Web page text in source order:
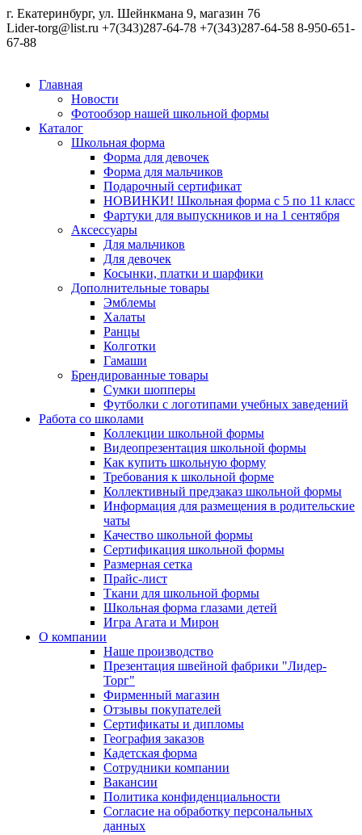
г. Екатеринбург, ул. Шейнкмана 9, магазин 76
Lider-torg@list.ru +7(343)287-64-78 +7(343)287-64-58 8-950-651-
67-88
Главная
Новости
Фотообзор нашей школьной формы
Каталог
Школьная форма
Форма для девочек
Форма для мальчиков
Подарочный сертификат
НОВИНКИ! Школьная форма с 5 по 11 класс
Фартуки для выпускников и на 1 сентября
Аксессуары
Для мальчиков
Для девочек
Косынки, платки и шарфики
Дополнительные товары
Эмблемы
Халаты
Ранцы
Колготки
Гамаши
Брендированные товары
Сумки шопперы
Футболки с логотипами учебных заведений
Работа со школами
Коллекции школьной формы
Видеопрезентация школьной формы
Как купить школьную форму
Требования к школьной форме
Коллективный предзаказ школьной формы
Информация для размещения в родительские
чаты
Качество школьной формы
Сертификация школьной формы
Размерная сетка
Прайс-лист
Ткани для школьной формы
Школьная форма глазами детей
Игра Агата и Мирон
О компании
Наше производство
Презентация швейной фабрики "Лидер-
Торг"
Фирменный магазин
Отзывы покупателей
Сертификаты и дипломы
География заказов
Кадетская форма
Сотрудники компании
Вакансии
Политика конфиденциальности
Согласие на обработку персональных
данных